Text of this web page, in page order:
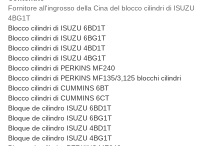
Fornitore all'ingrosso della Cina del blocco cilindri di ISUZU
4BG1T
Blocco cilindri di ISUZU 6BD1T
Blocco cilindri di ISUZU 6BG1T
Blocco cilindri di ISUZU 4BD1T
Blocco cilindri di ISUZU 4BG1T
Blocco cilindri di PERKINS MF240
Blocco cilindri di PERKINS MF135/3,125 blocchi cilindri
Blocco cilindri di CUMMINS 6BT
Blocco cilindri di CUMMINS 6CT
Bloque de cilindro ISUZU 6BD1T
Bloque de cilindro ISUZU 6BG1T
Bloque de cilindro ISUZU 4BD1T
Bloque de cilindro ISUZU 4BG1T